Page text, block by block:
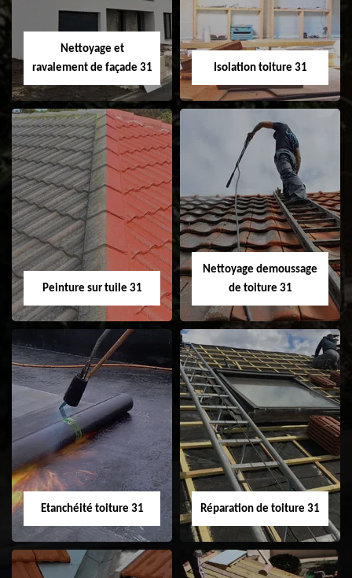
fenêtre de toit et
Velux 31
Nettoyage et
ravalement de façade 31
Nettoyage et
ravalement de
façade 31
Isolation toiture 31
Isolation toiture 31
Peinture sur tuile 31
Peinture sur tuile
31
Nettoyage demoussage
de toiture 31
Nettoyage
demoussage de
toiture 31
Etanchéité toiture 31 Réparation de toiture 31